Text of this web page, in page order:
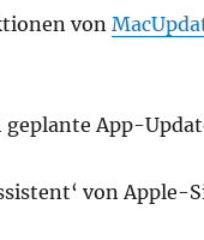
von
geplante App-
von